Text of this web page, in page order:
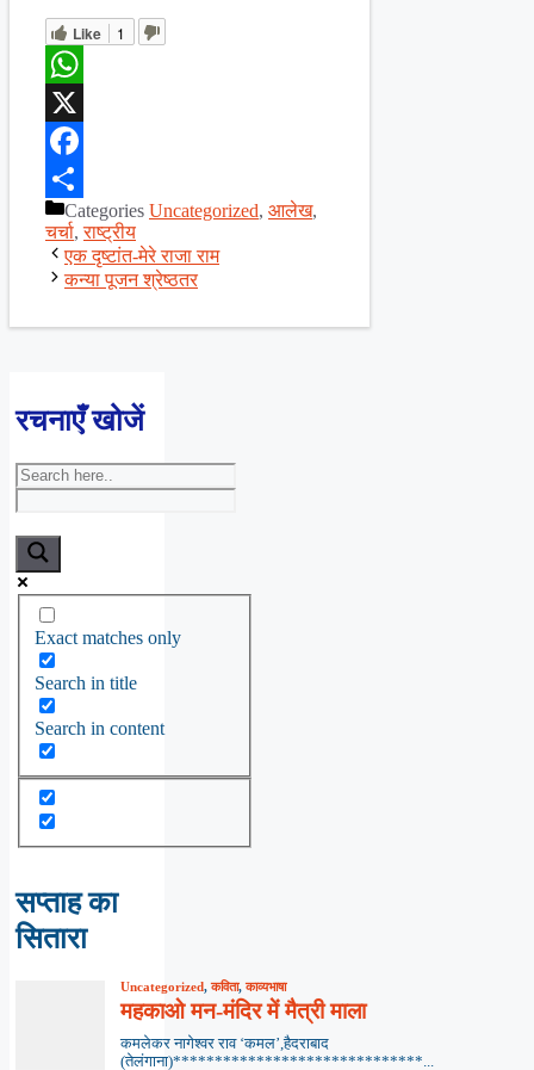
Like 1
WhatsApp
X
Facebook
ShareCategories Uncategorized, आलेख,
चर्चा,राष्ट्रीय
एक दृष्टांत-मेरे राजा राम
कन्या पूजन श्रेष्ठतर
रचनाएँ खोजें
Exact matches only
Search in title
Search in content
सप्ताह का
सितारा
Uncategorized,कविता,काव्यभाषा
महकाओ मन-मंदिर में मैत्री माला
कमलेकर नागेश्वर राव ‘कमल’,हैदराबाद
(तेलंगाना)******************************...